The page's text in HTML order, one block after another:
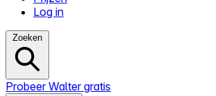
Log in
Zoeken
Probeer Walter gratis